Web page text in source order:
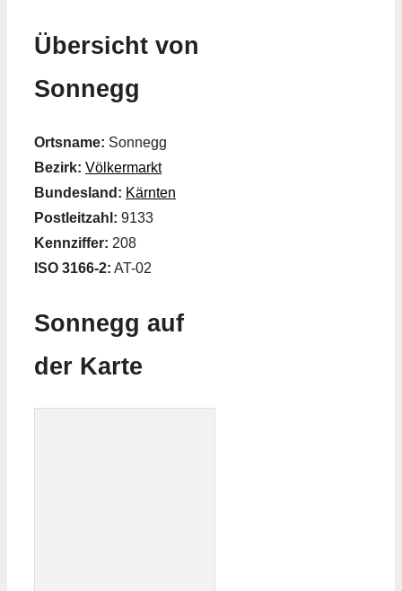
Übersicht von
Sonnegg
Ortsname: Sonnegg
Bezirk: Völkermarkt
Bundesland: Kärnten
Postleitzahl: 9133
Kennziffer: 208
ISO 3166-2: AT-02
Sonnegg auf
der Karte